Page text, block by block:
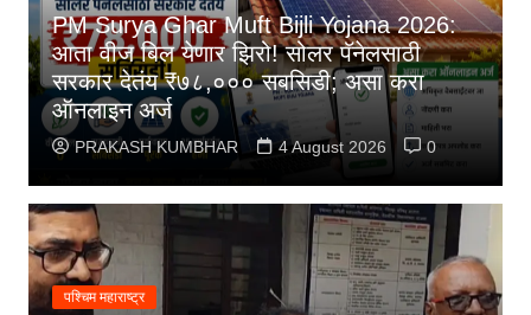
PM Surya Ghar Muft Bijli Yojana 2026:
आता वीज बिल येणार झिरो! सोलर पॅनेलसाठी
सरकार देतंय ₹७८,००० सबसिडी; असा करा
ऑनलाइन अर्ज
PRAKASH KUMBHAR 4 August 2026 0
पश्चिम महाराष्ट्र